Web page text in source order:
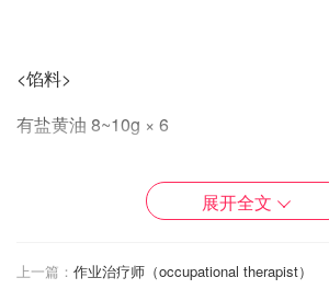
<馅料>
有盐黄油 8~10g × 6
冷藏的黄油 51g
展开全文
上一篇： 作业治疗师（occupational therapist）